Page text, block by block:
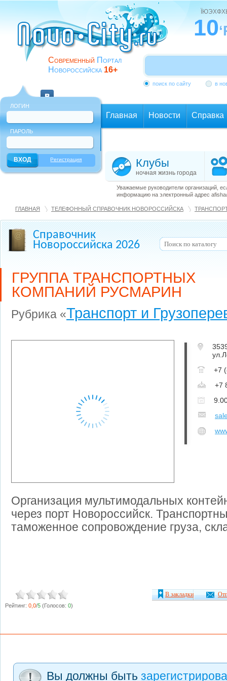
Современный Портал
Новороссийска 16+
10
поиск по сайту в
ЛОГИН
ПАРОЛЬ
Регистрация
Главная Новости Справка
Клубы
ночная жизнь города
Уважаемые руководители организаций,
информацию на электронный адрес
ГЛАВНАЯ ТЕЛЕФОННЫЙ СПРАВОЧНИК НОВОРОССИЙСКА
Справочник
Новороссийска 2026
ГРУППА ТРАНСПОРТНЫХ
КОМПАНИЙ РУСМАРИН
Рубрика «Транспорт и
+7
+7
Организация мультимодальных
через порт Новороссийск.
таможенное сопровождение груза,
Рейтинг: 0,0/5 (Голосов: 0)
В закладки
Вы должны быть